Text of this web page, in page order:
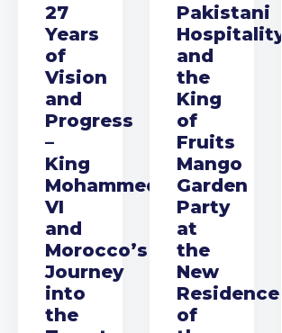
27
Years
of
Vision
and
Progress
–
King
Mohammed
VI
and
Morocco’s
Journey
into
the
Pakistani
Hospitality
and
the
King
of
Fruits
Mango
Garden
Party
at
the
New
Residence
of